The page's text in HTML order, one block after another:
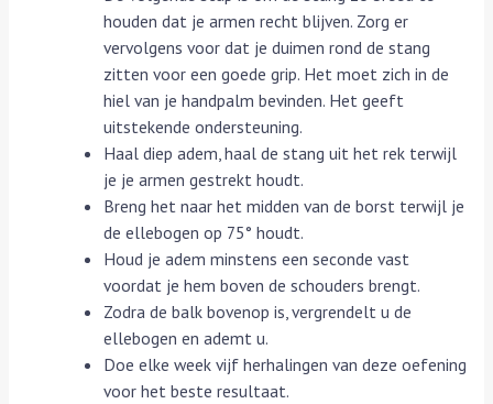
houden dat je armen recht blijven. Zorg er
vervolgens voor dat je duimen rond de stang
zitten voor een goede grip. Het moet zich in de
hiel van je handpalm bevinden. Het geeft
uitstekende ondersteuning.
Haal diep adem, haal de stang uit het rek terwijl
je je armen gestrekt houdt.
Breng het naar het midden van de borst terwijl je
de ellebogen op 75° houdt.
Houd je adem minstens een seconde vast
voordat je hem boven de schouders brengt.
Zodra de balk bovenop is, vergrendelt u de
ellebogen en ademt u.
Doe elke week vijf herhalingen van deze oefening
voor het beste resultaat.